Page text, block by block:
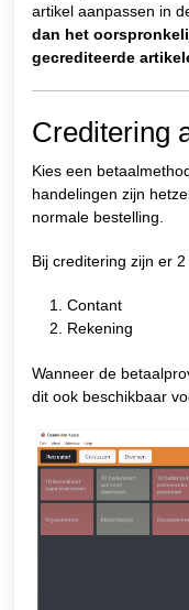
artikel aanpassen in
dan het
gecrediteerde
Creditering
Kies een
handelingen zijn
normale bestelling.
Bij creditering zijn er
Contant
Rekening
Wanneer de
dit ook beschikbaar